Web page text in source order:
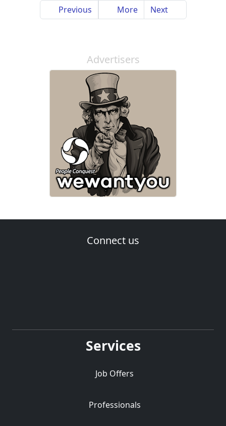
Previous More Next
Advertisers
Connect us
Services
Job Offers
Professionals